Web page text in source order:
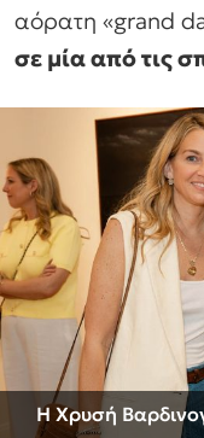
αόρατη «grand
σε μία από τις
Η Χρυσή